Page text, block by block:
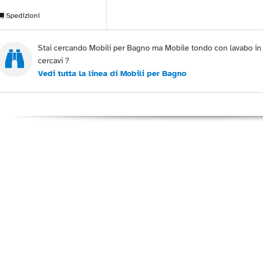
Spedizioni
Stai cercando Mobili per Bagno ma Mobile tondo con lavabo
cercavi ?
Vedi tutta la linea di Mobili per Bagno